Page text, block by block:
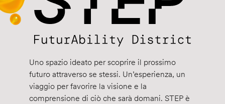
Uno spazio ideato per scoprire il prossimo
futuro attraverso se stessi. Un’esperienza, un
viaggio per favorire la visione e la
comprensione di ciò che sarà domani. STEP è